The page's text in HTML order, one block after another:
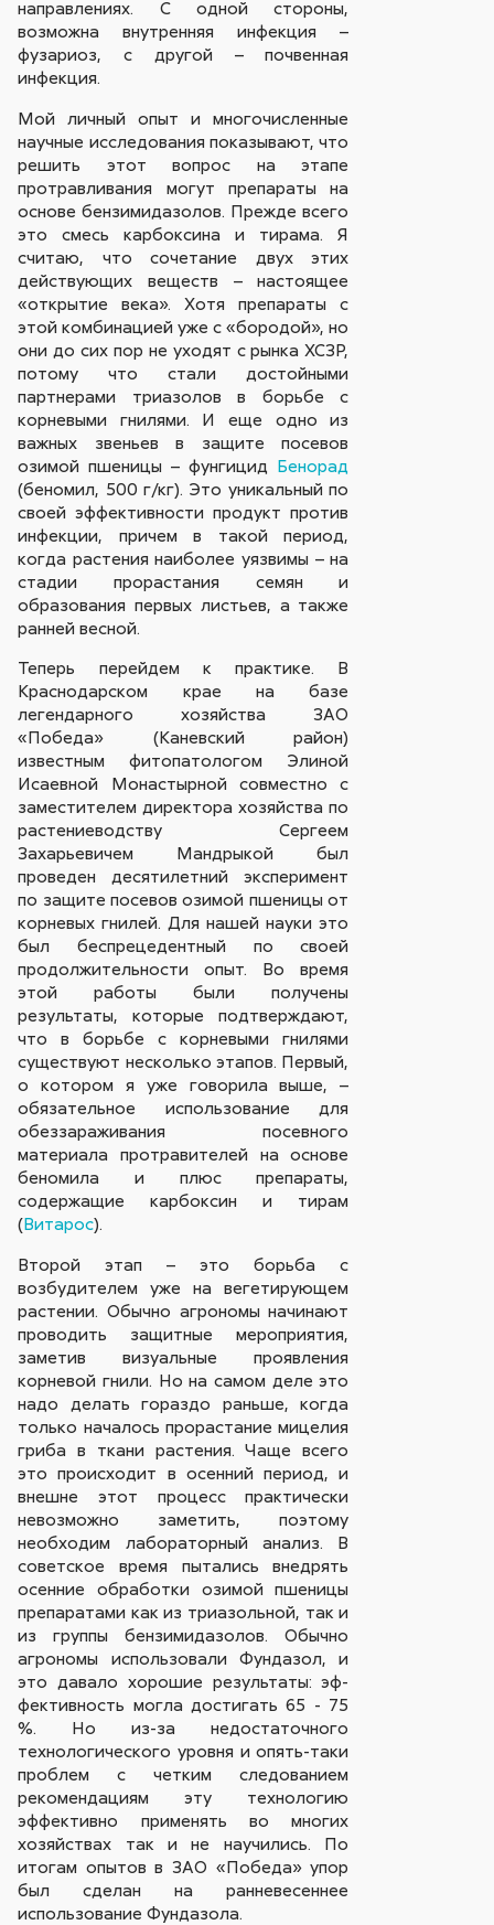
направлениях. С одной стороны,
возможна внутренняя инфекция –
фузариоз, с другой – почвенная
инфекция.
Мой личный опыт и многочисленные
научные исследования показывают, что
решить этот вопрос на этапе
протравливания могут препараты на
основе бензимидазолов. Прежде всего
это смесь карбоксина и тирама. Я
считаю, что сочетание двух этих
действующих веществ – настоящее
«открытие века». Хотя препараты с
этой комбинацией уже с «бородой», но
они до сих пор не уходят c рынка ХСЗР,
потому что стали достойными
партнерами триазолов в борьбе с
корневыми гнилями. И еще одно из
важных звеньев в защите посевов
озимой пшеницы – фунгицид Бенорад
(беномил, 500 г/кг). Это уникальный по
своей эффективности продукт против
инфекции, причем в такой период,
когда растения наиболее уязвимы – на
стадии прорастания семян и
образования первых листьев, а также
ранней весной.
Теперь перейдем к практике. В
Краснодарском крае на базе
легендарного хозяйства ЗАО
«Победа» (Каневский район)
известным фитопатологом Элиной
Исаевной Монастырной совместно с
заместителем директора хозяйства по
растениеводству Сергеем
Захарьевичем Мандрыкой был
проведен десятилетний эксперимент
по защите посевов озимой пшеницы от
корневых гнилей. Для нашей науки это
был беспрецедентный по своей
продолжительности опыт. Во время
этой работы были получены
результаты, которые подтверждают,
что в борьбе c корневыми гнилями
существуют несколько этапов. Первый,
о котором я уже говорила выше, –
обязательное использование для
обеззараживания посевного
материала протравителей на основе
беномила и плюс препараты,
содержащие карбоксин и тирам
(Витарос).
Второй этап – это борьба с
возбудителем уже на вегетирующем
растении. Обычно агрономы начинают
проводить защитные мероприятия,
заметив визуальные проявления
корневой гнили. Но на самом деле это
надо делать го­раздо раньше, когда
только началось прорастание мицелия
гриба в ткани растения. Чаще всего
это происходит в осенний период, и
внешне этот процесс практически
невозможно заметить, поэтому
необходим лабораторный анализ. В
советское время пытались внедрять
осенние обработки озимой пшеницы
препаратами как из триазольной, так и
из группы бензимидазолов. Обычно
агрономы использовали Фундазол, и
это давало хорошие результаты: эф­
фективность могла достигать 65 - 75
%. Но из-за недостаточного
технологического уровня и опять-таки
проблем с четким следованием
рекомендациям эту технологию
эффективно применять во многих
хозяйствах так и не научились. По
итогам опытов в ЗАО «Победа» упор
был сделан на ранневесеннее
использование Фундазола.